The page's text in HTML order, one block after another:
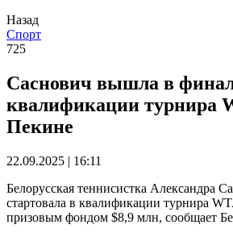
Назад
Спорт
725
Саснович вышла в
квалификации турнира
Пекине
22.09.2025 | 16:11
Белорусская теннисистка Александра
стартовала в квалификации турнира
призовым фондом $8,9 млн, сообщает